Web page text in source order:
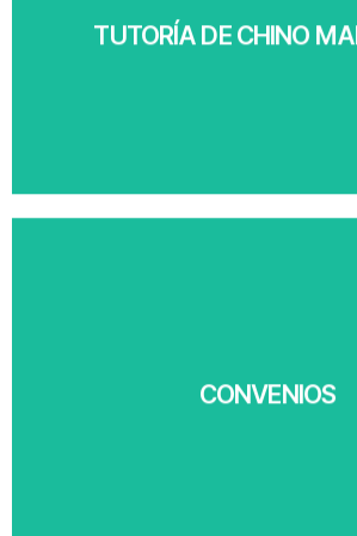
TUTORÍA DE CHINO
Ver más
CONVENIOS
Ver más